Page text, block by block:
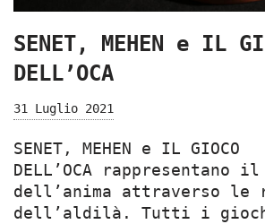
SENET, MEHEN e IL
DELL’OCA
31 Luglio 2021
SENET, MEHEN e IL GIOCO
DELL’OCA rappresentano
dell’anima attraverso le
dell’aldilà. Tutti i